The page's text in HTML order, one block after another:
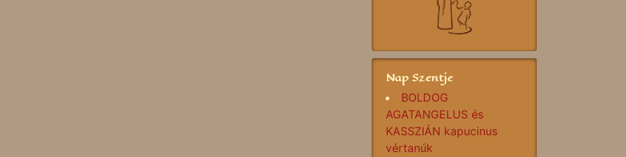
Nap Szentje
BOLDOG
AGATANGELUS és
KASSZIÁN kapucinus
vértanúk